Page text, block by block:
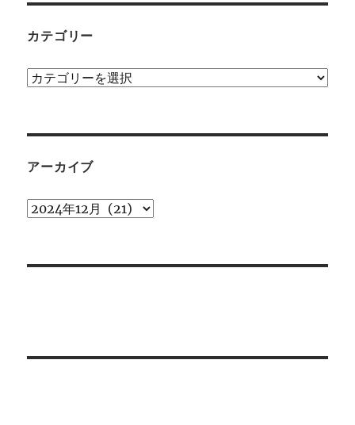
カテゴリー
カ
ー
アーカイブ
ア